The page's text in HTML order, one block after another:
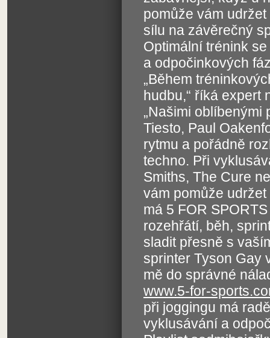
pomůže vám
sílu na závěrečný
Optimální trénink
a odpočinkových
„Během
hudbu,“ říká expert
„Našimi
Tiesto, Paul
rytmu a pořádně
techno. Při
Smiths, The Cure
vám pomůže
má 5 FOR
rozehřátí, běh,
sladit přesně s
sprinter Tyson Gay
mě do správné
www.5-for-
při joggingu má
vyklusávání a